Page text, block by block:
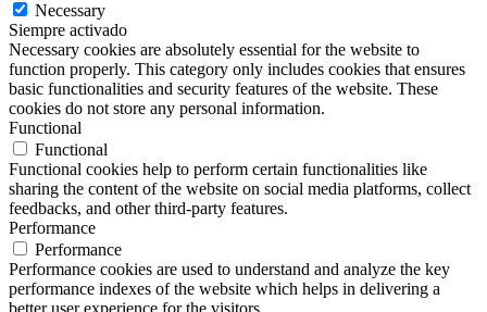
Necessary
Siempre activado
Necessary cookies are absolutely essential for the website to
function properly. This category only includes cookies that ensures
basic functionalities and security features of the website. These
cookies do not store any personal information.
Functional
Functional
Functional cookies help to perform certain functionalities like
sharing the content of the website on social media platforms, collect
feedbacks, and other third-party features.
Performance
Performance
Performance cookies are used to understand and analyze the key
performance indexes of the website which helps in delivering a